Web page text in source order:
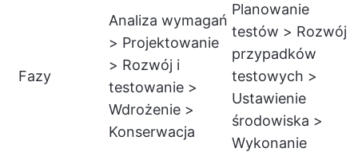
Fazy
Analiza wymagań
> Projektowanie
> Rozwój i
testowanie >
Wdrożenie >
Konserwacja
Planowanie
testów > Rozwój
przypadków
testowych >
Ustawienie
środowiska >
Wykonanie